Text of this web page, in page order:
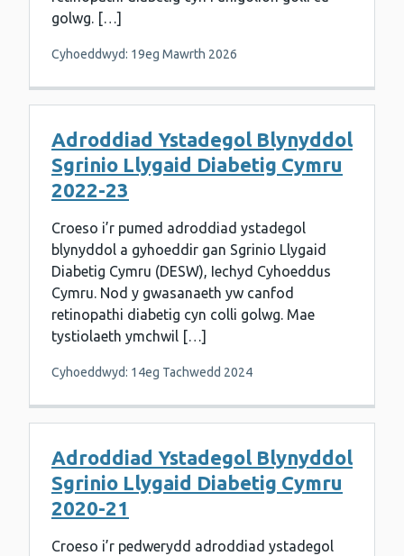
golwg. […]
Cyhoeddwyd: 19eg Mawrth 2026
Adroddiad Ystadegol Blynyddol
Sgrinio Llygaid Diabetig Cymru
2022-23
Croeso i’r pumed adroddiad ystadegol
blynyddol a gyhoeddir gan Sgrinio Llygaid
Diabetig Cymru (DESW), Iechyd Cyhoeddus
Cymru. Nod y gwasanaeth yw canfod
retinopathi diabetig cyn colli golwg. Mae
tystiolaeth ymchwil […]
Cyhoeddwyd: 14eg Tachwedd 2024
Adroddiad Ystadegol Blynyddol
Sgrinio Llygaid Diabetig Cymru
2020-21
Croeso i’r pedwerydd adroddiad ystadegol